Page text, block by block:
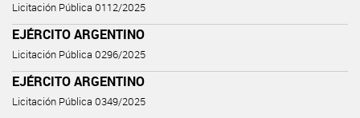
Licitación Pública 0112/2025
EJÉRCITO ARGENTINO
Licitación Pública 0296/2025
EJÉRCITO ARGENTINO
Licitación Pública 0349/2025